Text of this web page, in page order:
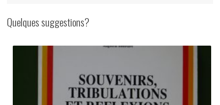
Quelques suggestions?